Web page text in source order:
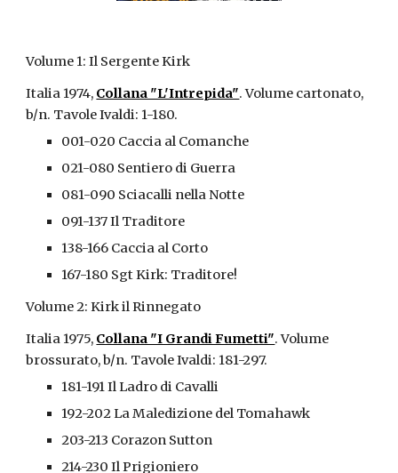
Volume 1: Il Sergente Kirk
Italia 1974, Collana "L'Intrepida". Volume cartonato,
b/n. Tavole Ivaldi: 1-180.
001-020 Caccia al Comanche
021-080 Sentiero di Guerra
081-090 Sciacalli nella Notte
091-137 Il Traditore
138-166 Caccia al Corto
167-180 Sgt Kirk: Traditore!
Volume 2: Kirk il Rinnegato
Italia 1975, Collana "I Grandi Fumetti". Volume
brossurato, b/n. Tavole Ivaldi: 181-297.
181-191 Il Ladro di Cavalli
192-202 La Maledizione del Tomahawk
203-213 Corazon Sutton
214-230 Il Prigioniero